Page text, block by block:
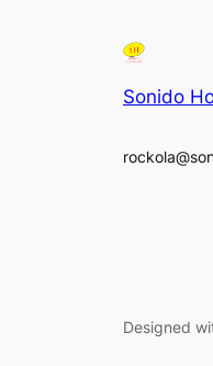
Sonido
Designed